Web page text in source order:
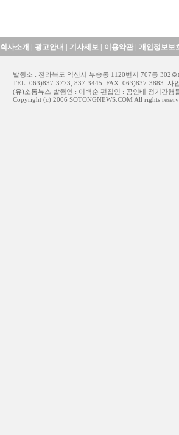
회사소개 광고안내 기사제보| 이용약관| 개인정보보
발행소 : 전라북도 익산시 부송동 1120번지 707동 302
TEL. 063)837-3773, 837-3445 FAX. 063)837-3883 사
(유)소통뉴스 발행인 : 이백순 편집인 : 공인배 정기간행
Copyright (c) 2006 SOTONGNEWS.COM All rights